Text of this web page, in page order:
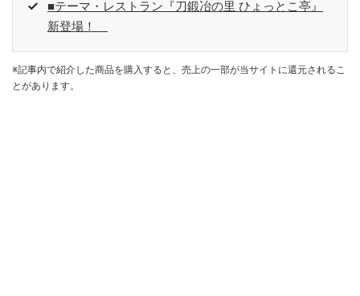
■テーマ・レストラン『刀鍛冶の里 ひょっとこ亭』
新登場！
※記事内で紹介した商品を購入すると、売上の一部が当サイトに還元されるこ
とがあります。